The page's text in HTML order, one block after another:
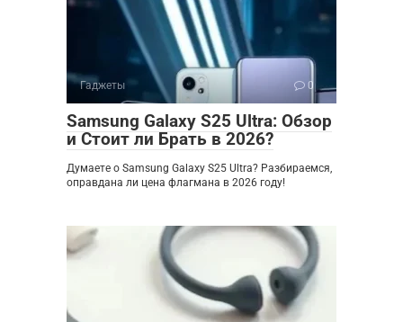
Гаджеты 0
Samsung Galaxy S25 Ultra: Обзор
и Стоит ли Брать в 2026?
Думаете о Samsung Galaxy S25 Ultra? Разбираемся,
оправдана ли цена флагмана в 2026 году!